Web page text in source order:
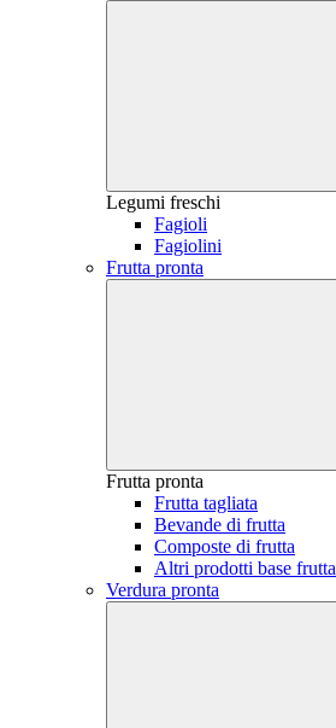
Legumi freschi
Fagioli
Fagiolini
Frutta pronta
Frutta pronta
Frutta tagliata
Bevande di frutta
Composte di frutta
Altri prodotti base frutta
Verdura pronta